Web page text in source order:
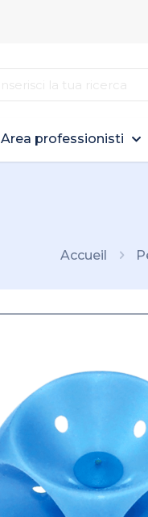
Area professionisti
Accueil